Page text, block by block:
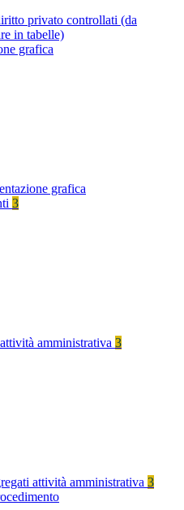
privato controllati (da
in tabelle)
grafica
grafica
3
amministrativa 3
attività amministrativa 3